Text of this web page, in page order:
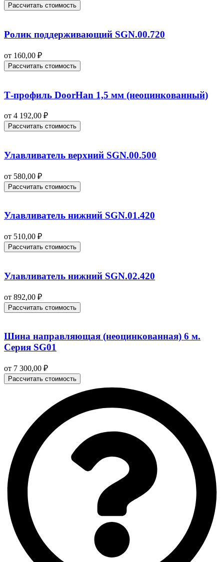
Рассчитать стоимость
Ролик поддерживающий SGN.00.720
от 160,00 ₽
Рассчитать стоимость
Т-профиль DoorHan 1,5 мм (неоцинкованный)
от 4 192,00 ₽
Рассчитать стоимость
Улавливатель верхний SGN.00.500
от 580,00 ₽
Рассчитать стоимость
Улавливатель нижний SGN.01.420
от 510,00 ₽
Рассчитать стоимость
Улавливатель нижний SGN.02.420
от 892,00 ₽
Рассчитать стоимость
Шина направляющая (неоцинкованная) 6 м.
Серия SG01
от 7 300,00 ₽
Рассчитать стоимость